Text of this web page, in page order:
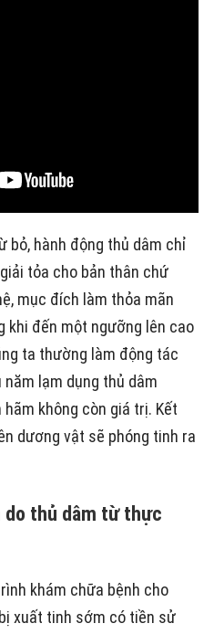
bỏ, hành động thủ dâm chỉ
tỏa cho bản thân chứ
mục đích làm thỏa mãn
khi đến một ngưỡng lên cao
ta thường làm động tác
lạm dụng thủ dâm
không còn giá trị. Kết
dương vật sẽ phóng tinh ra
do thủ dâm từ thực
khám chữa bệnh cho
xuất tinh sớm có tiền sử